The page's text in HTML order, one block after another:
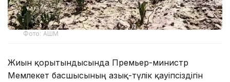
Фото: АШМ
Жиын қорытындысында Премьер-министр
Мемлекет басшысының азық-түлік қауіпсіздігін